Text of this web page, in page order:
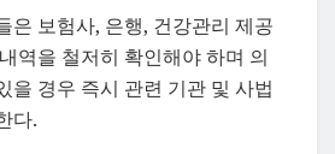
은 보험사, 은행, 건강관리 제공
역을 철저히 확인해야 하며 의
을 경우 즉시 관련 기관 및 사법
다.